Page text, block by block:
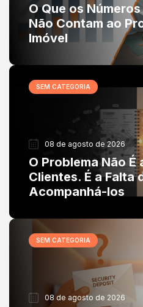
O Que os
Não Contam ao
Imóvel
SEM CATEGORIA
08 de agosto de 2026
O Problema Não É
Clientes. É a Falta
Acompanhá-los
SEM CATEGORIA
08 de agosto de 2026